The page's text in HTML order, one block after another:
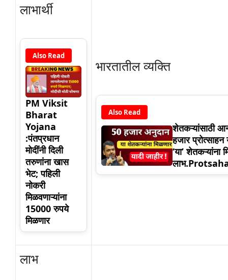
लाभार्थी
Also Read
PM Viksit
Bharat
Yojana
:पंतप्रधान
मोदींनी दिली
तरुणांना खास
भेट; पहिली
नोकरी
मिळवणाऱ्यांना
15000 रुपये
मिळणार
भारतातील व्यक्ति
Also Read
शेतकऱ्यांसाठी
हजार
‘या’ शेतकऱ्यांना
लाभ